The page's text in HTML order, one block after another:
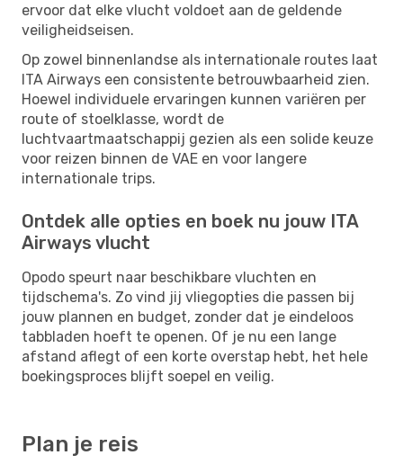
ervoor dat elke vlucht voldoet aan de geldende
veiligheidseisen.
Op zowel binnenlandse als internationale routes laat
ITA Airways een consistente betrouwbaarheid zien.
Hoewel individuele ervaringen kunnen variëren per
route of stoelklasse, wordt de
luchtvaartmaatschappij gezien als een solide keuze
voor reizen binnen de VAE en voor langere
internationale trips.
Ontdek alle opties en boek nu jouw ITA
Airways vlucht
Opodo speurt naar beschikbare vluchten en
tijdschema's. Zo vind jij vliegopties die passen bij
jouw plannen en budget, zonder dat je eindeloos
tabbladen hoeft te openen. Of je nu een lange
afstand aflegt of een korte overstap hebt, het hele
boekingsproces blijft soepel en veilig.
Plan je reis